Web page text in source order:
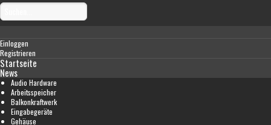
Einloggen
Registrieren
Startseite
News
Audio Hardware
Arbeitsspeicher
Balkonkraftwerk
Eingabegeräte
Gehäuse